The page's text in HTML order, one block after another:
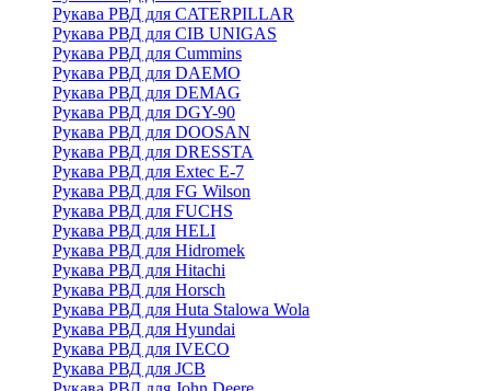
Рукава РВД для CATERPILLAR
Рукава РВД для CIB UNIGAS
Рукава РВД для Cummins
Рукава РВД для DAEMO
Рукава РВД для DEMAG
Рукава РВД для DGY-90
Рукава РВД для DOOSAN
Рукава РВД для DRESSTA
Рукава РВД для Extec E-7
Рукава РВД для FG Wilson
Рукава РВД для FUCHS
Рукава РВД для HELI
Рукава РВД для Hidromek
Рукава РВД для Hitachi
Рукава РВД для Horsch
Рукава РВД для Huta Stalowa Wola
Рукава РВД для Hyundai
Рукава РВД для IVECO
Рукава РВД для JCB